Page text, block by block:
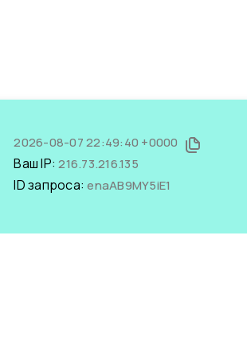
2026-08-07 22:49:40 +0000
Ваш IP:216.73.216.135
ID запроса:enaAB9MY5iE1